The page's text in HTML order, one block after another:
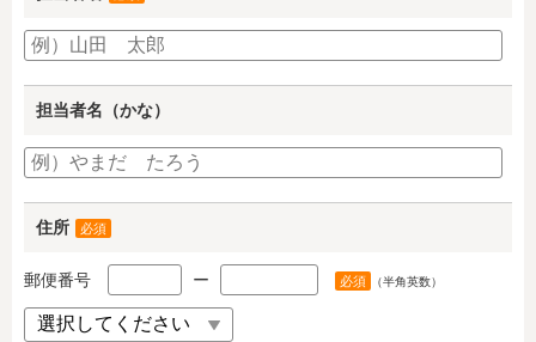
担当者名（かな）
住所 必須
郵便番号 ー 必須 （半角英数）